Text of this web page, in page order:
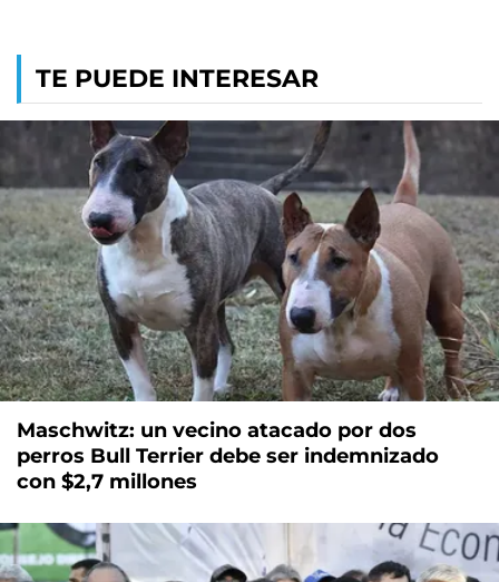
TE PUEDE INTERESAR
Maschwitz: un vecino atacado por dos
perros Bull Terrier debe ser indemnizado
con $2,7 millones